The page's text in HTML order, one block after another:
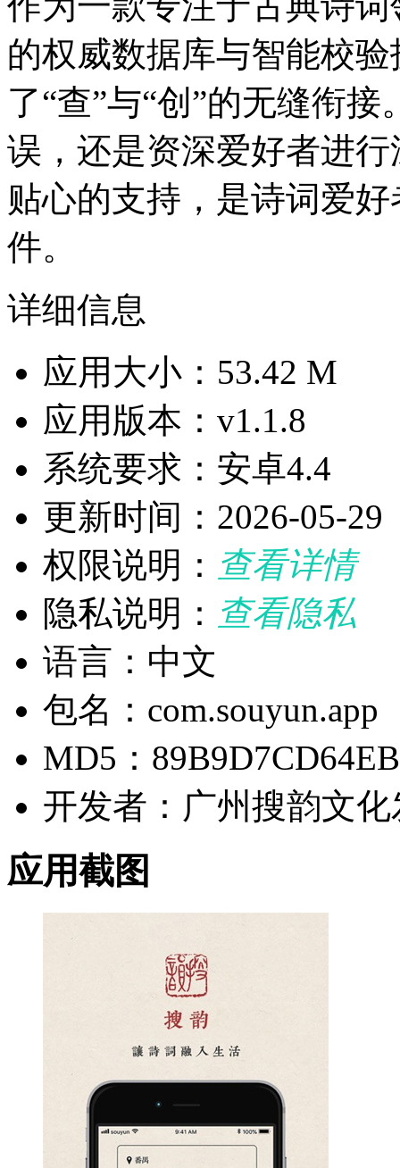
的权威数据库与智能校
了“查”与“创”的无缝衔
误，还是资深爱好者进
贴心的支持，是诗词爱
件。
详细信息
应用大小：53.42 M
应用版本：v1.1.8
系统要求：安卓4.4
更新时间：2026-05-29
权限说明： 查看详情
隐私说明： 查看隐私
语言：中文
包名：com.souyun.app
MD5：
开发者：广州搜韵文
应用截图